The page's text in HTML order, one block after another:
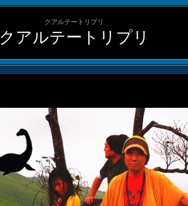
クアルテートリプリ
クアルテートリプリ